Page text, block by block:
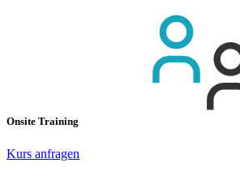
Onsite Training
Kurs anfragen